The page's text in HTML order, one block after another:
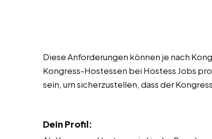
Diese Anforderungen können je nach
Kongress-Hostessen bei Hostess Jobs
sein, um sicherzustellen, dass der
Dein Profil: